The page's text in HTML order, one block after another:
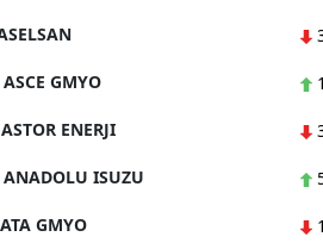
GMYO
ENERJI
ISUZU
GMYO